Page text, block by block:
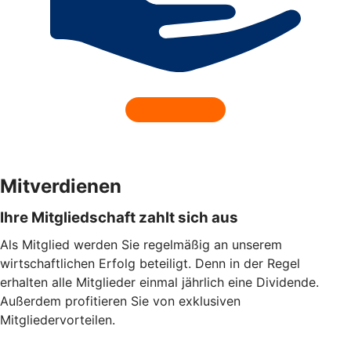
Mitverdienen
Ihre Mitgliedschaft zahlt sich aus
Als Mitglied werden Sie regelmäßig an unserem
wirtschaftlichen Erfolg beteiligt. Denn in der Regel
erhalten alle Mitglieder einmal jährlich eine Dividende.
Außerdem profitieren Sie von exklusiven
Mitgliedervorteilen.